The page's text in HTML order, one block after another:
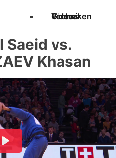
Techniken
Videos
Glossar
Saeid vs.
Khasan